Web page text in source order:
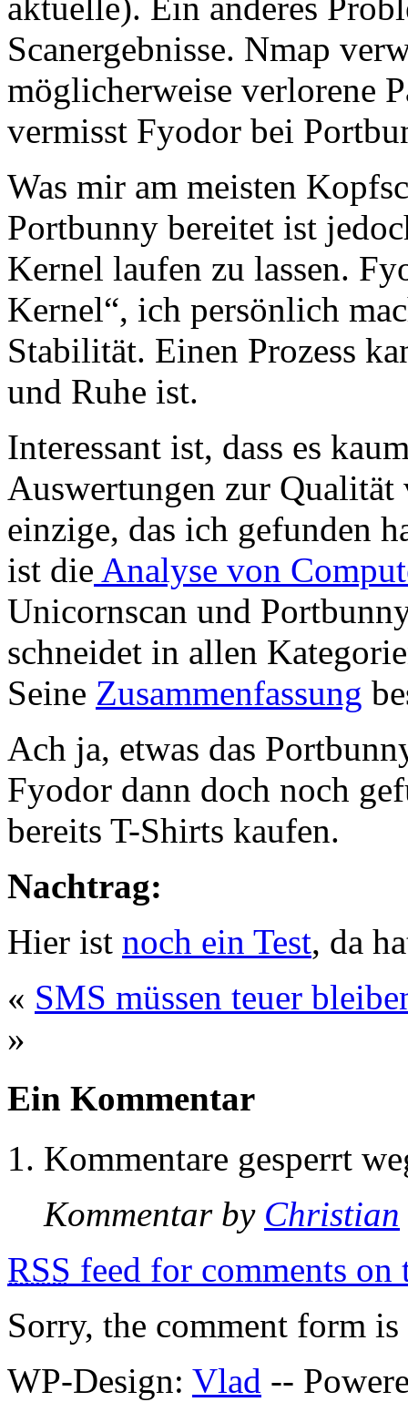
Scanergebnisse. Nmap
möglicherweise verlorene
vermisst Fyodor bei
Was mir am meisten
Portbunny bereitet ist
Kernel laufen zu lassen.
Kernel“, ich persönlich
Stabilität. Einen Prozess
und Ruhe ist.
Interessant ist, dass es
Auswertungen zur Qualität
einzige, das ich gefunden
ist die Analyse von
Unicornscan und
schneidet in allen
Seine Zusammenfassung
Ach ja, etwas das
Fyodor dann doch noch
bereits T-Shirts kaufen.
Nachtrag:
Hier ist noch ein Test, da
« SMS müssen teuer
»
Ein Kommentar
Kommentare gesperrt
Kommentar by Christian
RSS feed for comments on
Sorry, the comment form
WP-Design: Vlad --